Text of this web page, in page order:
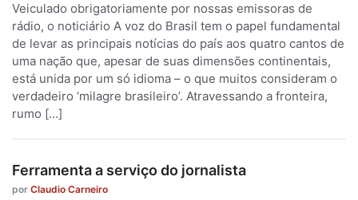
Veiculado obrigatoriamente por nossas emissoras de
rádio, o noticiário A voz do Brasil tem o papel fundamental
de levar as principais notícias do país aos quatro cantos de
uma nação que, apesar de suas dimensões continentais,
está unida por um só idioma – o que muitos consideram o
verdadeiro ‘milagre brasileiro’. Atravessando a fronteira,
rumo […]
Ferramenta a serviço do jornalista
por Claudio Carneiro